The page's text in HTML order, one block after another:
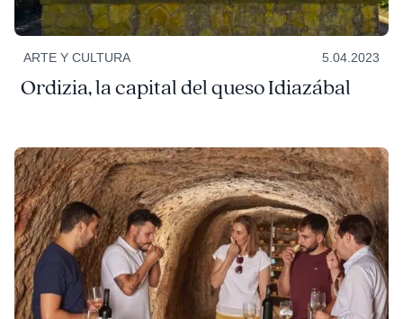
ARTE Y CULTURA 5.04.2023
Ordizia, la capital del queso Idiazábal